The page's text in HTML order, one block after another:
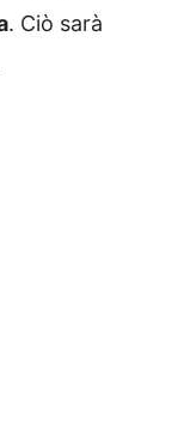
. Ciò sarà